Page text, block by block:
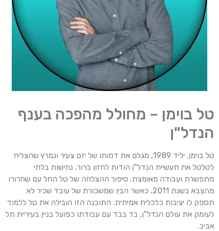
טל בוימן – מחולל מהפכה בענף
הנדל"ן
טל בוימן, יליד 1989, מגלם את דמותו של יזם צעיר ונמרץ שהצליח
לטלטל את תעשיית הנדל"ן הודות לחזון ברור, נחישות בלתי
מתפשרת ועבודה מאומצת. סיפור ההצלחה של טל החל עם שחרורו
מהצבא בשנת 2011, כאשר הבין שמשכורת של עובד שכיר לא
תספק לו יציבות כלכלית אמיתית. התובנה הזו הובילה את טל ללמוד
לעומק את עולם הנדל"ן, בד בבד עם עבודתו כפועל בניין בעיריית תל
אביב.